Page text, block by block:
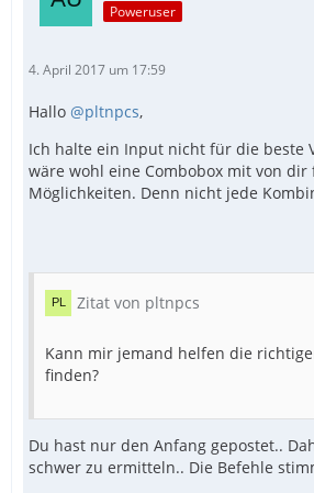
Poweruser
4. April 2017 um 17:59
Hallo @pltnpcs,
Ich halte ein Input nicht für die beste
wäre wohl eine Combobox mit von dir
Möglichkeiten. Denn nicht jede
Zitat von pltnpcs
Kann mir jemand helfen die
finden?
Du hast nur den Anfang gepostet..
schwer zu ermitteln.. Die Befehle